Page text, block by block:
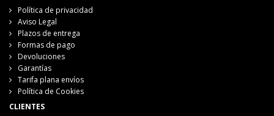
Política de privacidad
Aviso Legal
Plazos de entrega
Formas de pago
Devoluciones
Garantías
Tarifa plana envíos
Política de Cookies
CLIENTES